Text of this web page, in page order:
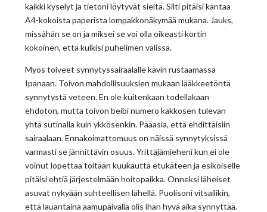
kaikki kyselyt ja tietoni löytyvät sieltä. Silti pitäisi kantaa
A4-kokoista paperista lompakkonäkymää mukana. Jauks,
missähän se on ja miksei se voi olla oikeasti kortin
kokoinen, että kulkisi puhelimen välissä.
Myös toiveet synnytyssairaalalle kävin rustaamassa
Ipanaan. Toivon mahdollisuuksien mukaan lääkkeetöntä
synnytystä veteen. En ole kuitenkaan todellakaan
ehdoton, mutta toivon beibi numero kakkosen tulevan
yhtä sutinalla kuin ykkösenkin. Pääasia, että ehdittäisiin
sairaalaan. Ennakoimattomuus on näissä synnytyksissä
varmasti se jännittävin osuus. Yrittäjämieheni kun ei ole
voinut lopettaa töitään kuukautta etukäteen ja esikoiselle
pitäisi ehtiä järjestelmään hoitopaikka. Onneksi läheiset
asuvat nykyään suhteellisen lähellä. Puolisoni vitsailikin,
että lauantaina aamupäivällä olis ihan hyvä aika synnyttää.